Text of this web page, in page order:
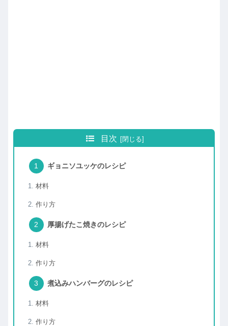
目次
ギョニソユッケのレシピ
材料
作り方
厚揚げたこ焼きのレシピ
材料
作り方
煮込みハンバーグのレシピ
材料
作り方